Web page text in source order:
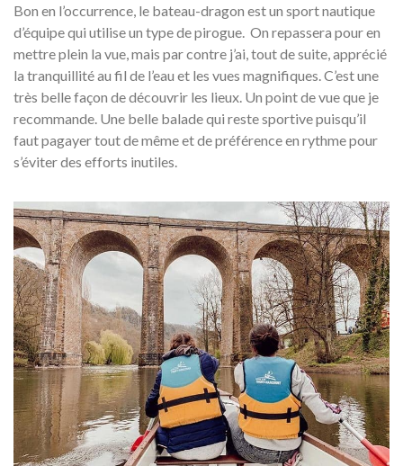
Bon en l’occurrence, le bateau-dragon est un sport nautique
d’équipe qui utilise un type de pirogue. On repassera pour en
mettre plein la vue, mais par contre j’ai, tout de suite, apprécié
la tranquillité au fil de l’eau et les vues magnifiques. C’est une
très belle façon de découvrir les lieux. Un point de vue que je
recommande. Une belle balade qui reste sportive puisqu’il
faut pagayer tout de même et de préférence en rythme pour
s’éviter des efforts inutiles.